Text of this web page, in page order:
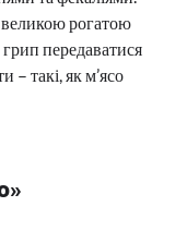
великою рогатою
передаватися
– такі, як м’ясо